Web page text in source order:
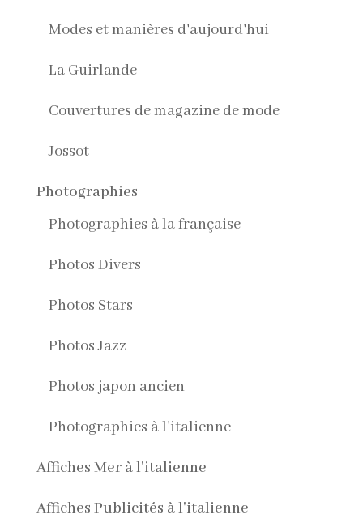
Modes et manières d'aujourd'hui
La Guirlande
Couvertures de magazine de mode
Jossot
Photographies
Photographies à la française
Photos Divers
Photos Stars
Photos Jazz
Photos japon ancien
Photographies à l'italienne
Affiches Mer à l'italienne
Affiches Publicités à l'italienne